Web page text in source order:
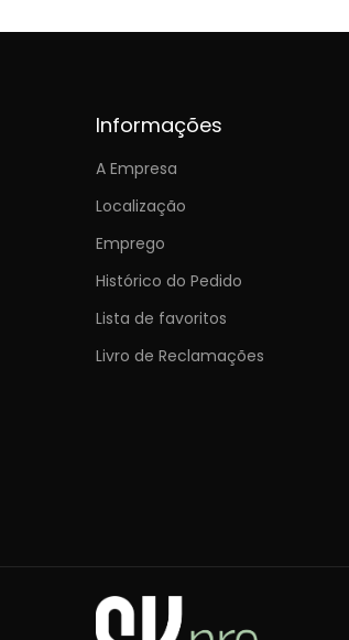
Informações
A Empresa
Localização
Emprego
Histórico do Pedido
Lista de favoritos
Livro de Reclamações